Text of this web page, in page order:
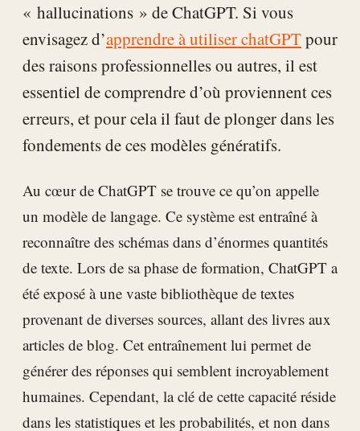
« hallucinations » de ChatGPT. Si vous
envisagez d’apprendre à utiliser chatGPTpour
des raisons professionnelles ou autres, il est
essentiel de comprendre d’où proviennent ces
erreurs, et pour cela il faut de plonger dans les
fondements de ces modèles génératifs.
Au cœur de ChatGPT se trouve ce qu’on appelle
un modèle de langage. Ce système est entraîné à
reconnaître des schémas dans d’énormes quantités
de texte. Lors de sa phase de formation, ChatGPT a
été exposé à une vaste bibliothèque de textes
provenant de diverses sources, allant des livres aux
articles de blog. Cet entraînement lui permet de
générer des réponses qui semblent incroyablement
humaines. Cependant, la clé de cette capacité réside
dans les statistiques et les probabilités, et non dans